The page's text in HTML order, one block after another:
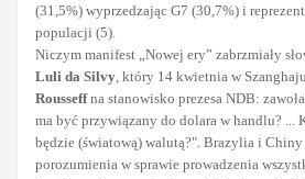
(31,5%) wyprzedzając G7 (30,7%) i
populacji (5).
Niczym manifest „Nowej ery” zabrzmiały
Luli da Silvy , który 14 kwietnia w
Rousseffna stanowisko prezesa NDB:
ma być przywiązany do dolara w handlu? ...
będzie (światową) walutą?". Brazylia i Chiny
porozumienia w sprawie prowadzenia